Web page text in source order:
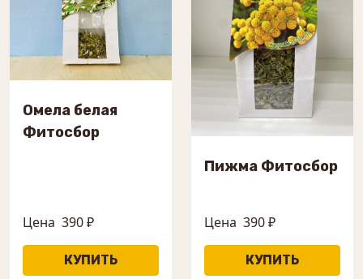
Омела белая
Фитосбор
Цена 390 ₽
Пижма Фитосбор
Цена 390 ₽